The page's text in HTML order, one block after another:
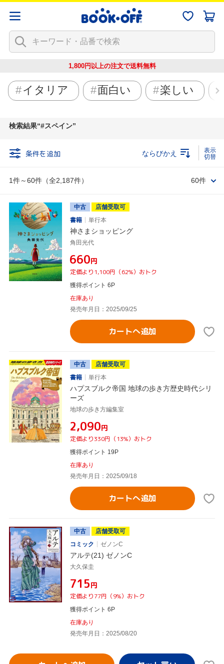
1,800円以上の注文で送料無料
イタリア 面白い 楽しい
検索結果 #スペイン
条件を追加
1件～60件（全2,187件）
ならびかえ
60件
中古
店舗受取可
書籍
単行本
神さまショッピング
角田光代
¥660円
定価より1,100円（62%）おトク
獲得ポイント 6P
在庫あり
発売年月日：2025/09/25
カートへ追加
中古
店舗受取可
書籍
単行本
ハプスブルク帝国 地球の歩き方歴史時代シリ
ーズ
地球の歩き方編集室
¥2,090円
定価より330円（13%）おトク
獲得ポイント 19P
在庫あり
発売年月日：2025/09/18
カートへ追加
中古
店舗受取可
コミック
ゼノンC
アルテ(21) ゼノンC
大久保圭
¥715円
定価より77円（9%）おトク
獲得ポイント 6P
在庫あり
発売年月日：2025/08/20